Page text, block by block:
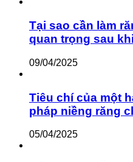
Tại sao cần làm
quan trọng sau
09/04/2025
Tiêu chí của một
pháp niềng răng
05/04/2025